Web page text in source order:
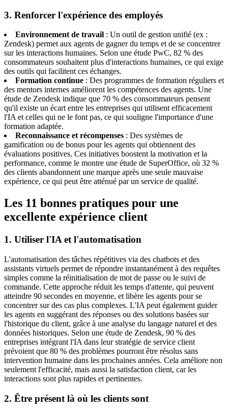
3. Renforcer l'expérience des employés
Environnement de travail : Un outil de gestion unifié (ex :
Zendesk) permet aux agents de gagner du temps et de se concentrer
sur les interactions humaines. Selon une étude PwC, 82 % des
consommateurs souhaitent plus d'interactions humaines, ce qui exige
des outils qui facilitent ces échanges.
Formation continue : Des programmes de formation réguliers et
des mentors internes améliorent les compétences des agents. Une
étude de Zendesk indique que 70 % des consommateurs pensent
qu'il existe un écart entre les entreprises qui utilisent efficacement
l'IA et celles qui ne le font pas, ce qui souligne l'importance d'une
formation adaptée.
Reconnaissance et récompenses : Des systèmes de
gamification ou de bonus pour les agents qui obtiennent des
évaluations positives. Ces initiatives boostent la motivation et la
performance, comme le montre une étude de SuperOffice, où 32 %
des clients abandonnent une marque après une seule mauvaise
expérience, ce qui peut être atténué par un service de qualité.
Les 11 bonnes pratiques pour une
excellente expérience client
1. Utiliser l'IA et l'automatisation
L'automatisation des tâches répétitives via des chatbots et des
assistants virtuels permet de répondre instantanément à des requêtes
simples comme la réinitialisation de mot de passe ou le suivi de
commande. Cette approche réduit les temps d'attente, qui peuvent
atteindre 90 secondes en moyenne, et libère les agents pour se
concentrer sur des cas plus complexes. L'IA peut également guider
les agents en suggérant des réponses ou des solutions basées sur
l'historique du client, grâce à une analyse du langage naturel et des
données historiques. Selon une étude de Zendesk, 90 % des
entreprises intégrant l'IA dans leur stratégie de service client
prévoient que 80 % des problèmes pourront être résolus sans
intervention humaine dans les prochaines années. Cela améliore non
seulement l'efficacité, mais aussi la satisfaction client, car les
interactions sont plus rapides et pertinentes.
2. Être présent là où les clients sont